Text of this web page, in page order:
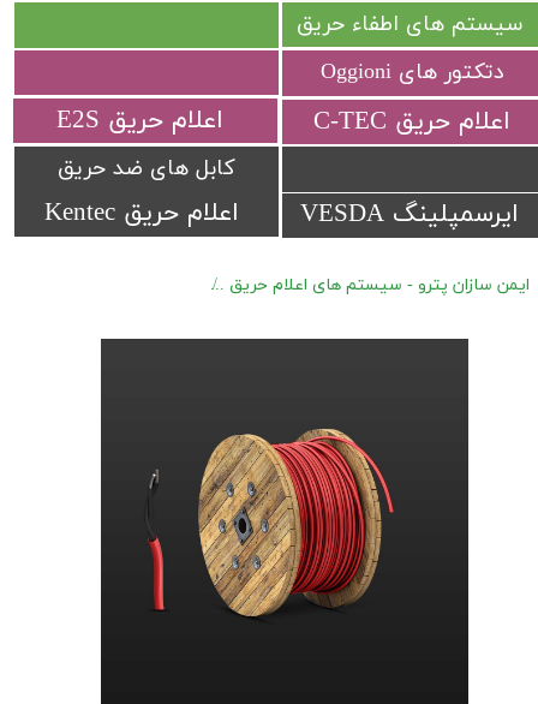
اعلام حریق Kentec
​اعلام حریق C-TEC​​​​​​​ ​اعلام حریق E2S
ایرسمپلینگ VESDA
سیستم های اطفاء حریق
کابل های ضد حریق
دتکتور های Oggioni
ایمن سازان پترو - سیستم های اعلام حریق